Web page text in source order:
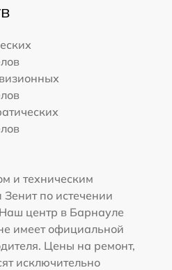
и техническим
по истечении
центр в Барнауле
имеет официальной
Цены на ремонт,
исключительно